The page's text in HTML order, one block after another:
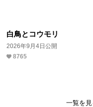
白鳥とコウモリ
2026年9月4日公開
8765
一覧を見